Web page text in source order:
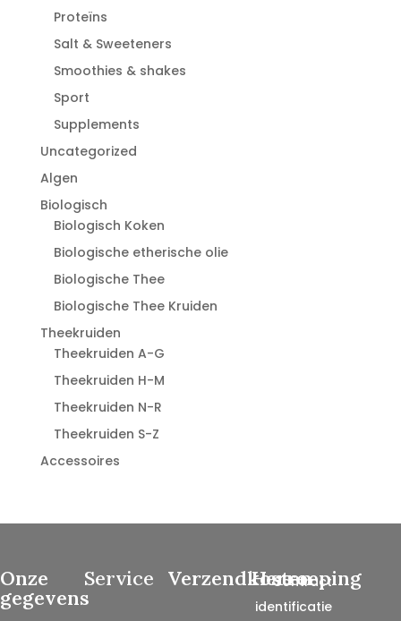
Proteïns
Salt & Sweeteners
Smoothies & shakes
Sport
Supplements
Uncategorized
Algen
Biologisch
Biologisch Koken
Biologische etherische olie
Biologische Thee
Biologische Thee Kruiden
Theekruiden
Theekruiden A-G
Theekruiden H-M
Theekruiden N-R
Theekruiden S-Z
Accessoires
Onze
gegevens
Service Verzendkosten
Herroeping
Contract
identificatie